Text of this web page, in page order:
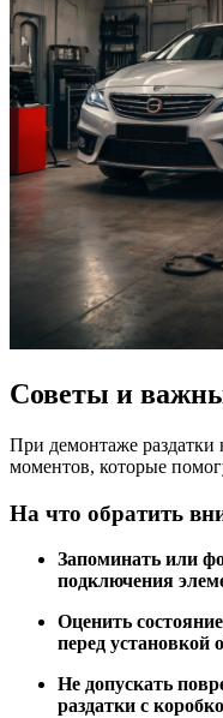
Советы и
При демонтаже раздатки
моментов, которые
На что обратить
Запоминать или
подключения
Оценить
перед установкой
Не допускать
раздатки с